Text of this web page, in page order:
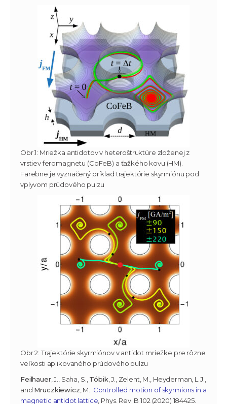
Obr.1: Mriežka antidotov v heteroštruktúre zloženej z
vrstiev feromagnetu (CoFeB) a ťažkého kovu (HM).
Farebne je vyznačený príklad trajektórie skyrmiónu pod
vplyvom prúdového pulzu
Obr.2: Trajektórie skyrmiónov v antidot mriežke pre rôzne
veľkosti aplikovaného prúdového pulzu
Feilhauer, J., Saha, S., Tóbik , J., Zelent, M., Heyderman, L.J.,
and Mruczkiewicz , M.: Controlled motion of skyrmions in a
magnetic antidot lattice , Phys. Rev. B 102 (2020) 184425.